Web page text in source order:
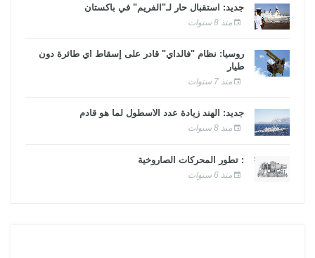
جديد: استقبال حار لـ"الفريم" في باكستان
منذ 8 سنوات
روسيا: نظام "فالداي" قادر على إسقاط أي طائرة دون
طيار
منذ 7 سنوات
جديد: الهند زيادة عدد الأسطول لما هو قادم
منذ 8 سنوات
: تطور المحركات الصاروخية
منذ 6 سنوات